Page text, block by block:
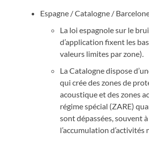
Espagne / Catalogne /
La loi espagnole sur le
d’application fixent les
valeurs limites par zone).
La Catalogne dispose
qui crée des zones de
acoustique et des zones
régime spécial (ZARE)
sont dépassées, souvent
l’accumulation d’activités